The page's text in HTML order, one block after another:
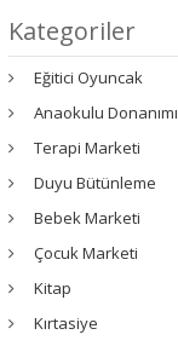
Kategoriler
Eğitici Oyuncak
Anaokulu Donanımı
Terapi Marketi
Duyu Bütünleme
Bebek Marketi
Çocuk Marketi
Kitap
Kırtasiye